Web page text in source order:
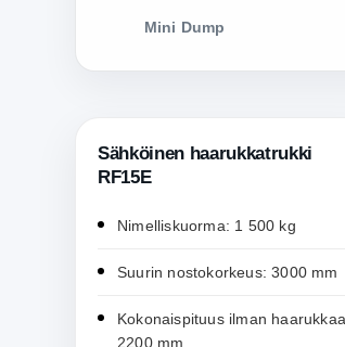
Mini Dump
Sähköinen haarukkatrukki
RF15E
Nimelliskuorma: 1 500 kg
Suurin nostokorkeus: 3000 mm
Kokonaispituus ilman
2200 mm